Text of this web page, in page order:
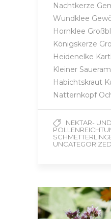
Nachtkerze
Wundklee
Hornklee
Königskerze
Heidenelke
Kleiner
Habichtskraut
Natternkopf
NEKTAR- UND
UNCATEGORIZED